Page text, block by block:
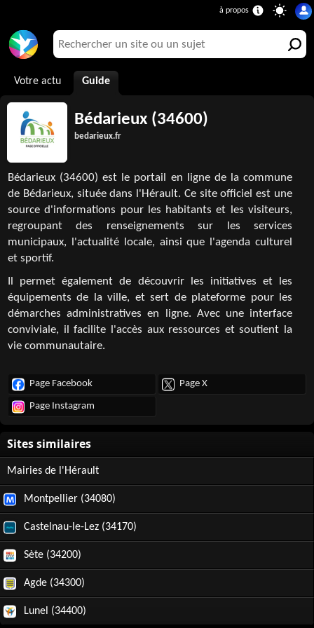
Votre actu Guide
Bédarieux (34600)
bedarieux.fr
Bédarieux (34600) est le portail en ligne de la commune
de Bédarieux, située dans l'Hérault. Ce site officiel est une
source d'informations pour les habitants et les visiteurs,
regroupant des renseignements sur les services
municipaux, l'actualité locale, ainsi que l'agenda culturel
et sportif.
Il permet également de découvrir les initiatives et les
équipements de la ville, et sert de plateforme pour les
démarches administratives en ligne. Avec une interface
conviviale, il facilite l'accès aux ressources et soutient la
vie communautaire.
Page Facebook Page X
Page Instagram
Mairies de l'Hérault
Montpellier (34080)
Castelnau-le-Lez (34170)
Sète (34200)
Agde (34300)
Lunel (34400)